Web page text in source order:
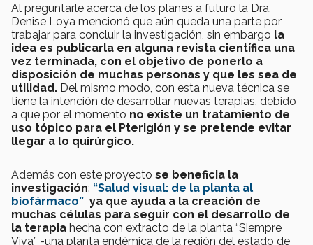
Al preguntarle acerca de los planes a futuro la Dra.
Denise Loya mencionó que aún queda una parte por
trabajar para concluir la investigación, sin embargo la
idea es publicarla en alguna revista científica una
vez terminada, con el objetivo de ponerlo a
disposición de muchas personas y que les sea de
utilidad. Del mismo modo, con esta nueva técnica se
tiene la intención de desarrollar nuevas terapias, debido
a que por el momento no existe un tratamiento de
uso tópico para el Pterigión y se pretende evitar
llegar a lo quirúrgico.
Además con este proyecto se beneficia la
investigación: “Salud visual: de la planta al
biofármaco” ya que ayuda a la creación de
muchas células para seguir con el desarrollo de
la terapia hecha con extracto de la planta “Siempre
Viva” -una planta endémica de la región del estado de